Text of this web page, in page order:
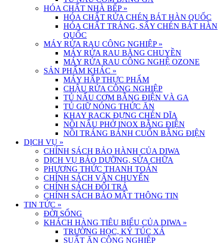
HÓA CHẤT NHÀ BẾP »
HÓA CHẤT RỬA CHÉN BÁT HÀN QUỐC
HÓA CHẤT TRÁNG, SẤY CHÉN BÁT HÀN
QUỐC
MÁY RỬA RAU CÔNG NGHIỆP »
MÁY RỬA RAU BĂNG CHUYỀN
MÁY RỬA RAU CÔNG NGHỆ OZONE
SẢN PHẨM KHÁC »
MÁY HẤP THỰC PHẨM
CHẬU RỬA CÔNG NGHIỆP
TỦ NẤU CƠM BẰNG ĐIỆN VÀ GA
TỦ GIỮ NÓNG THỨC ĂN
KHAY RACK ĐỰNG CHÉN DĨA
NỒI NẤU PHỞ INOX BẰNG ĐIỆN
NỒI TRÁNG BÁNH CUỐN BẰNG ĐIỆN
DỊCH VỤ »
CHÍNH SÁCH BẢO HÀNH CỦA DIWA
DỊCH VỤ BẢO DƯỠNG, SỬA CHỮA
PHƯƠNG THỨC THANH TOÁN
CHÍNH SÁCH VẬN CHUYỂN
CHÍNH SÁCH ĐỔI TRẢ
CHÍNH SÁCH BẢO MẬT THÔNG TIN
TIN TỨC »
ĐỜI SỐNG
KHÁCH HÀNG TIÊU BIỂU CỦA DIWA »
TRƯỜNG HỌC, KÝ TÚC XÁ
SUẤT ĂN CÔNG NGHIỆP